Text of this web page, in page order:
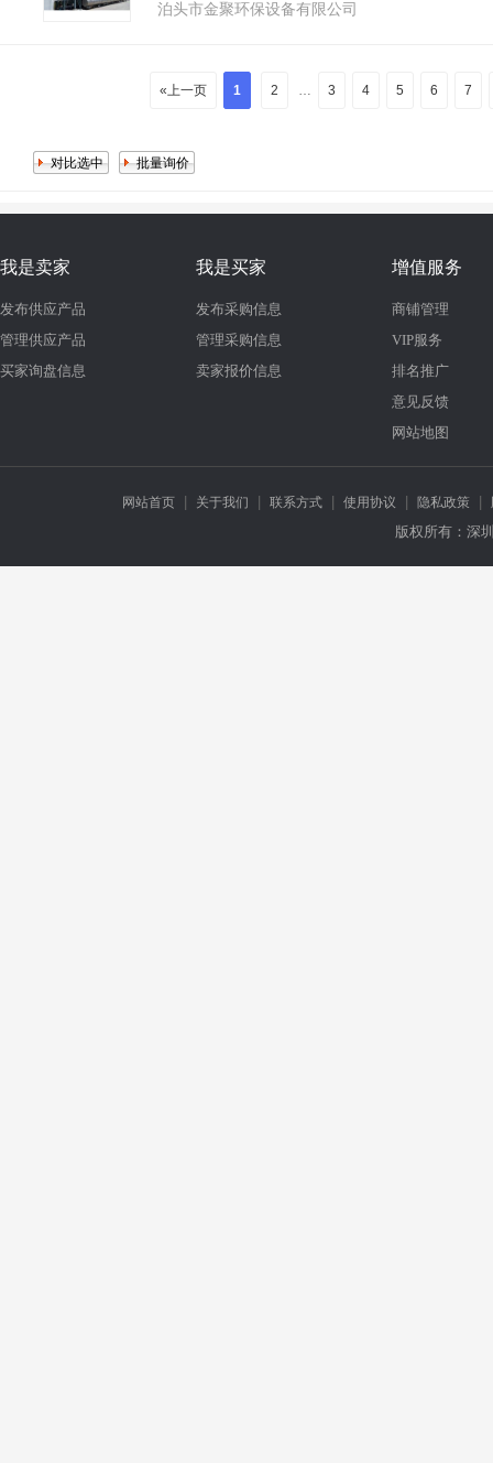
泊头市金聚环保设备有限公司
«上一页 1 2 … 3 4 5 6 7
我是卖家
发布供应产品
管理供应产品
买家询盘信息
我是买家
发布采购信息
管理采购信息
卖家报价信息
增值服务
商铺管理
VIP服务
排名推广
意见反馈
网站地图
网站首页 关于我们 联系方式 使用协议 隐私政策
版权所有：深